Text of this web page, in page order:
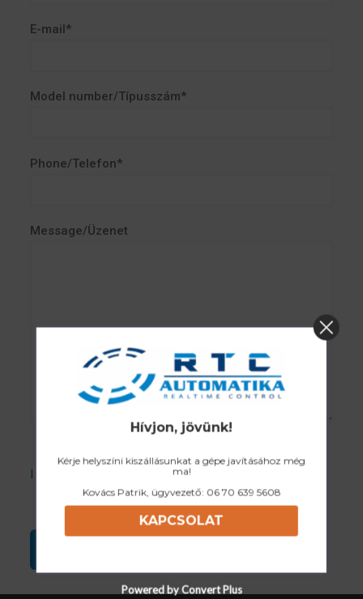
E-mail*
Model number/Típusszám*
Phone/Telefon*
Message/Üzenet
I accept the Privacy Policy
Hívjon, jövünk!
Kérje helyszíni kiszállásunkat a gépe javításához még
ma!
Kovács Patrik, ügyvezető: 06 70 639 5608
KAPCSOLAT
Powered by Convert Plus